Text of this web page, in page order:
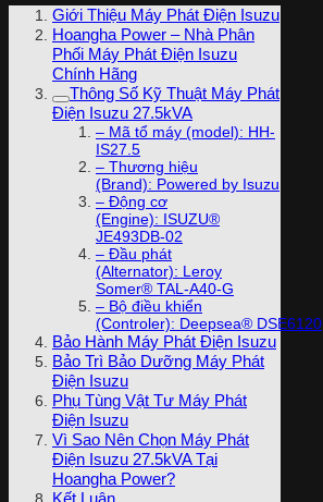
Giới Thiệu Máy Phát Điện Isuzu
Hoangha Power – Nhà Phân
Phối Máy Phát Điện Isuzu
Chính Hãng
Thông Số Kỹ Thuật Máy Phát
Điện Isuzu 27.5kVA
– Mã tổ máy (model): HH-
IS27.5
– Thương hiệu
(Brand): Powered by Isuzu
– Động cơ
(Engine): ISUZU®
JE493DB-02
– Đầu phát
(Alternator): Leroy
Somer® TAL-A40-G
– Bộ điều khiển
(Controler): Deepsea® DSE6120
Bảo Hành Máy Phát Điện Isuzu
Bảo Trì Bảo Dưỡng Máy Phát
Điện Isuzu
Phụ Tùng Vật Tư Máy Phát
Điện Isuzu
Vì Sao Nên Chọn Máy Phát
Điện Isuzu 27.5kVA Tại
Hoangha Power?